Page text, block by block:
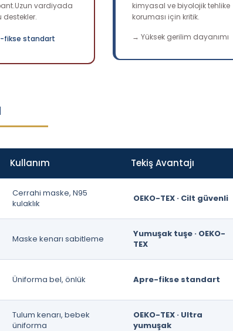
vardiyada
destekler.
fikse standart
kimyasal ve biyolojik tehlike
koruması için kritik.
→ Yüksek gerilim dayanımı
Kullanım Tekiş Avantajı
Cerrahi maske, N95
kulaklık
OEKO-TEX · Cilt güvenli
Maske kenarı sabitleme
Yumuşak tuşe · OEKO-
TEX
Üniforma bel, önlük Apre-fikse standart
Tulum kenarı, bebek
üniforma
OEKO-TEX · Ultra
yumuşak